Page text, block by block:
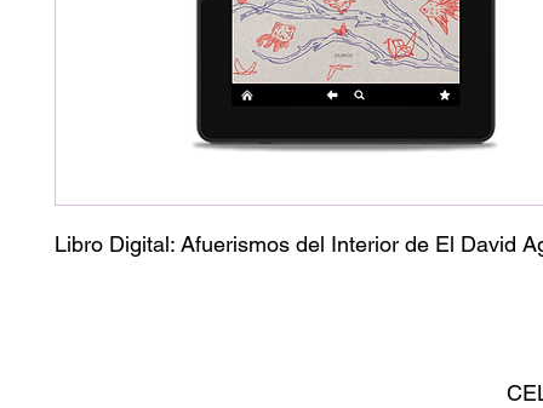
Libro Digital: Afuerismos del Interior de El David